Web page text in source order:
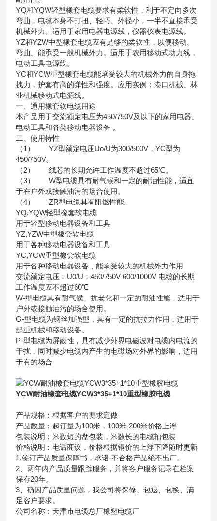
YQ和YQW轻型橡套电缆要求有柔软性，利于不定向多次
弯曲，电缆本身不打扭、轻巧、外径小，一半不直接承受
机械外力。适用于家用电器电源线，仪器仪表电源线。
YZ和YZW中型橡套电缆应有足够的柔软性，以便移动、
弯曲、能承受一般机械外力。适用于农用移动式动力线，
电动工具电源线。
YC和YCW重型橡套电缆能承受较大的机械外力的自身拖
拽力，护套有高的弹性和强度。应用实例：港口机械、林
业机械移动式电源线。
一、通用橡套软电缆用途
本产品用于交流额定电压为450/750V及以下的家用电器、
电动工具和各类移动电器设备 。
二、使用特性
（1） YZ型额定电压Uo/U为300/500V，YC型为
450/750V。
（2） 线芯的长期允许工作温度不超过65℃。
（3） W型电缆具有耐气候和一定的耐油性能，适宜
于在户外或接触油污的场合使用。
（4） ZR型电缆具有阻燃性能。
YQ,YQW轻型橡套软电缆
用于轻型移动电器设备和工具
YZ,YZW中型橡套软电缆
用于各种移动电器设备和工具
YC,YCW重型橡套软电缆
用于各种移动电器设备，能承受较大的机械外力作用
交流额定电压：U0/U；450/750V 600/1000V 电缆的长期
工作温度应不超过60℃
W-型电缆具有耐气侯、抗老化和一定的耐油性能，适用于
户外或接触油污的场合使用。
G-型电缆为钢丝加强型，具有一定的抗拉力作用，适用于
起重机械和移动设备。
P-型电缆为屏蔽性，具有减少外界电磁波对电缆内电流的
干扰，同时减少电缆内产生的电磁场对外界的影响，适用
于有的场合
YCW耐油橡套电缆YCW3*35+1*10重型橡胶电缆
产品规格：根据客户的要求定做
产品数量：起订量为100米，100米-200米价格上浮
包装说明：米数短的盘包装，米数长的电缆轴包装
价格说明：电话商议，价格根据铜价的上浮下降随时更新
1,签订产品质量保障书，承诺-不合格产品绝不出厂。
2、两年内产品质量跟踪服务，并将客户服务记录在档案
保存20年。
3、确因产品质量问题，我公司将保修、包退、包换、满
足客户要求。
公司名称：天津市电缆总厂橡塑电缆厂